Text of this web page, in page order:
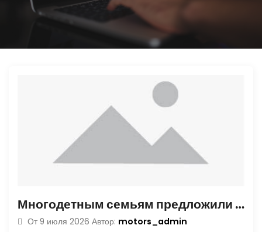
Многодетным семьям предложили летом бесплатно пользоваться платными трассами
От 9 июля 2026 Автор: motors_admin